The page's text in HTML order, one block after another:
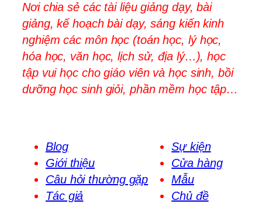
Nơi chia sẻ các tài liệu giảng dạy, bài
giảng, kế hoạch bài dạy, sáng kiến kinh
nghiệm các môn học (toán học, lý học,
hóa học, văn học, lịch sử, địa lý…), học
tập vui học cho giáo viên và học sinh, bồi
dưỡng học sinh giỏi, phần mềm học tập…
Blog
Giới thiệu
Câu hỏi thường gặp
Tác giả
Sự kiện
Cửa hàng
Mẫu
Chủ đề